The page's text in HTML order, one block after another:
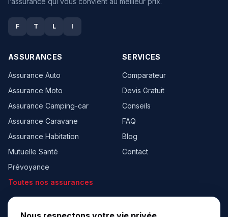
F T L I
ASSURANCES
Assurance Auto
Assurance Moto
Assurance Camping-car
Assurance Caravane
Assurance Habitation
Mutuelle Santé
Prévoyance
Toutes nos assurances
SERVICES
Comparateur
Devis Gratuit
Conseils
FAQ
Blog
Contact